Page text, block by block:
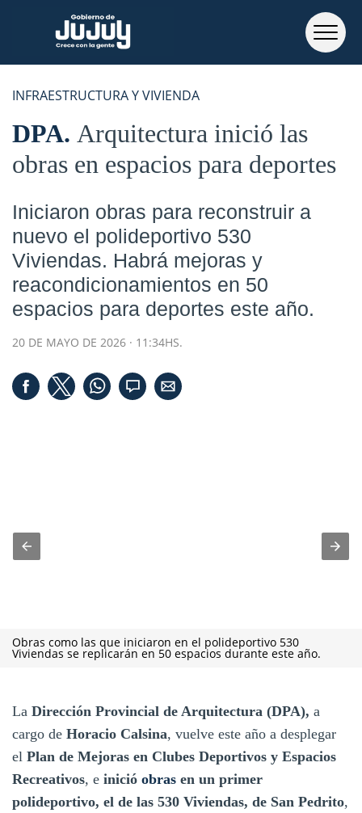
INFRAESTRUCTURA Y VIVIENDA
DPA Arquitectura inició las
obras en espacios para deportes
Iniciaron obras para reconstruir a
nuevo el polideportivo 530
Viviendas. Habrá mejoras y
reacondicionamientos en 50
espacios para deportes este año.
20 DE MAYO DE 2026 · 11:34HS.
Obras como las que iniciaron en el polideportivo 530
Viviendas se replicarán en 50 espacios durante este año.
La Dirección Provincial de Arquitectura (DPA), a
cargo de Horacio Calsina, vuelve este año a desplegar
el Plan de Mejoras en Clubes Deportivos y Espacios
Recreativos, e inició obras en un primer
polideportivo, el de las 530 Viviendas, de San Pedrito,